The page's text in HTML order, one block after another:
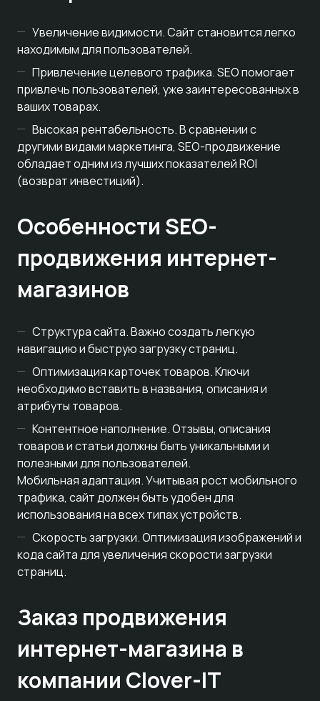
Увеличение видимости. Сайт становится легко
находимым для пользователей.
Привлечение целевого трафика. SEO помогает
привлечь пользователей, уже заинтересованных в
ваших товарах.
Высокая рентабельность. В сравнении с
другими видами маркетинга, SEO-продвижение
обладает одним из лучших показателей ROI
(возврат инвестиций).
Особенности SEO-
продвижения интернет-
магазинов
Структура сайта. Важно создать легкую
навигацию и быструю загрузку страниц.
Оптимизация карточек товаров. Ключи
необходимо вставить в названия, описания и
атрибуты товаров.
Контентное наполнение. Отзывы, описания
товаров и статьи должны быть уникальными и
полезными для пользователей.
Мобильная адаптация. Учитывая рост мобильного
трафика, сайт должен быть удобен для
использования на всех типах устройств.
Скорость загрузки. Оптимизация изображений и
кода сайта для увеличения скорости загрузки
страниц.
Заказ продвижения
интернет-магазина в
компании Clover-IT